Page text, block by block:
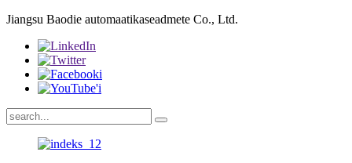
Jiangsu Baodie automaatikaseadmete Co., Ltd.